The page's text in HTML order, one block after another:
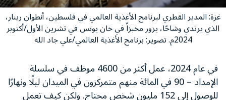
غزة: المدير القطري لبرنامج الأغذية العالمي في فلسطين، أنطوان رينار،
الذي يرتدي وشاحًا، يزور مخبزاً في خان يونس في تشرين الأول/أكتوبر
2024م. تصوير: برنامج الأغذية العالمي/علي جاد الله
في عام 2024، عمل أكثر من 4600 موظف في سلسلة
الإمداد – 90 في المائة منهم متمركزون في الميدان ليلًا ونهارًا
للوصول إلى 152 مليون شخص محتاج. ولكن كيف تعمل